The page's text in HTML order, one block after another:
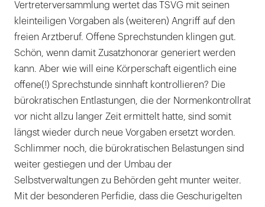
Vertreterversammlung wertet das TSVG mit seinen
kleinteiligen Vorgaben als (weiteren) Angriff auf den
freien Arztberuf. Offene Sprechstunden klingen gut.
Schön, wenn damit Zusatzhonorar generiert werden
kann. Aber wie will eine Körperschaft eigentlich eine
offene(!) Sprechstunde sinnhaft kontrollieren? Die
bürokratischen Entlastungen, die der Normenkontrollrat
vor nicht allzu langer Zeit ermittelt hatte, sind somit
längst wieder durch neue Vorgaben ersetzt worden.
Schlimmer noch, die bürokratischen Belastungen sind
weiter gestiegen und der Umbau der
Selbstverwaltungen zu Behörden geht munter weiter.
Mit der besonderen Perfidie, dass die Geschurigelten